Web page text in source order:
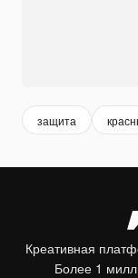
защита
Креативная
Более 1